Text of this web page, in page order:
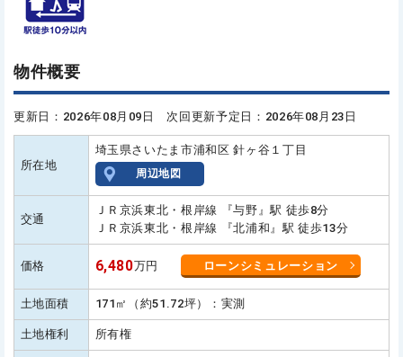
物件概要
更新日：2026年08月09日 次回更新予定日：2026年08月23日
所在地
埼玉県さいたま市浦和区 針ヶ谷１丁目
周辺地図
交通
ＪＲ京浜東北・根岸線 『与野』駅 徒歩8分
ＪＲ京浜東北・根岸線 『北浦和』駅 徒歩13分
価格 6,480万円 ローンシミュレーション
土地面積 171㎡（約51.72坪）：実測
土地権利 所有権